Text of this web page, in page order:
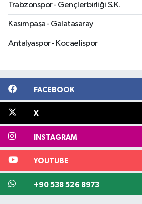
Trabzonspor - Gençlerbirliği S.K.
Kasımpaşa - Galatasaray
Antalyaspor - Kocaelispor
FACEBOOK
X
INSTAGRAM
YOUTUBE
+90 538 526 8973